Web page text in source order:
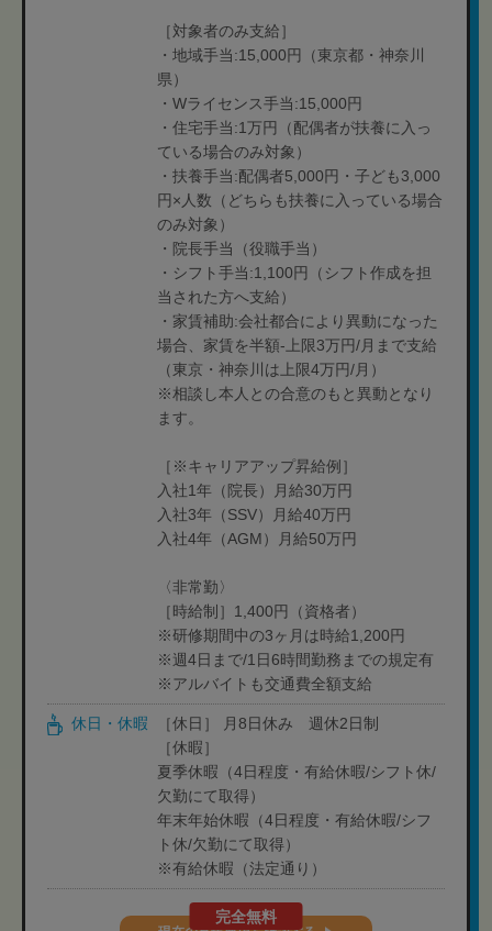
［対象者のみ支給］
・地域手当:15,000円（東京都・神奈川
県）
・Wライセンス手当:15,000円
・住宅手当:1万円（配偶者が扶養に入っ
ている場合のみ対象）
・扶養手当:配偶者5,000円・子ども3,000
円×人数（どちらも扶養に入っている場合
のみ対象）
・院長手当（役職手当）
・シフト手当:1,100円（シフト作成を担
当された方へ支給）
・家賃補助:会社都合により異動になった
場合、家賃を半額-上限3万円/月まで支給
（東京・神奈川は上限4万円/月）
※相談し本人との合意のもと異動となり
ます。
［※キャリアアップ昇給例］
入社1年（院長）月給30万円
入社3年（SSV）月給40万円
入社4年（AGM）月給50万円
〈非常勤〉
［時給制］1,400円（資格者）
※研修期間中の3ヶ月は時給1,200円
※週4日まで/1日6時間勤務までの規定有
※アルバイトも交通費全額支給
休日・休暇
［休日］ 月8日休み 週休2日制
［休暇］
夏季休暇（4日程度・有給休暇/シフト休/
欠勤にて取得）
年末年始休暇（4日程度・有給休暇/シフ
ト休/欠勤にて取得）
※有給休暇（法定通り）
完全無料